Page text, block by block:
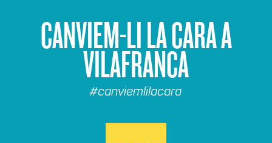
CANVIEM-LI LA CARA A
VILAFRANCA
#canviemlilacara